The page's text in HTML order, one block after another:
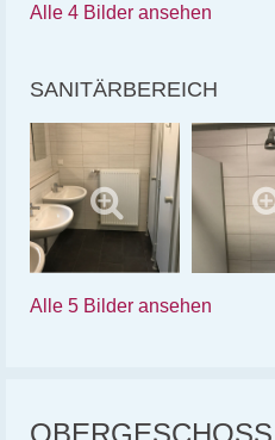
Alle 4 Bilder ansehen
SANITÄRBEREICH
Alle 5 Bilder ansehen
OBERGESCHOSS